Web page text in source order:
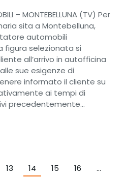
– MONTEBELLUNA (TV) Per
sita a Montebelluna,
automobili
figura selezionata si
all’arrivo in autofficina
sue esigenze di
informato il cliente su
ai tempi di
precedentemente…
13 14 15 16
…